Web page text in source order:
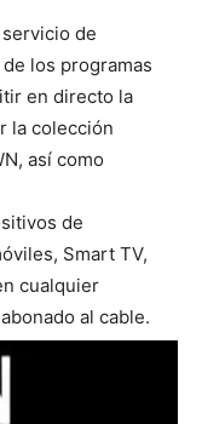
de
los programas
en directo la
la colección
así como
de
Smart TV,
cualquier
al cable.